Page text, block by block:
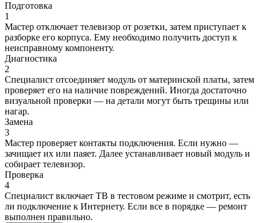
Подготовка
1
Мастер отключает телевизор от розетки, затем приступает к
разборке его корпуса. Ему необходимо получить доступ к
неисправному компоненту.
Диагностика
2
Специалист отсоединяет модуль от материнской платы, затем
проверяет его на наличие повреждений. Иногда достаточно
визуальной проверки — на детали могут быть трещины или
нагар.
Замена
3
Мастер проверяет контакты подключения. Если нужно —
зачищает их или паяет. Далее устанавливает новый модуль и
собирает телевизор.
Проверка
4
Специалист включает ТВ в тестовом режиме и смотрит, есть
ли подключение к Интернету. Если все в порядке — ремонт
выполнен правильно.